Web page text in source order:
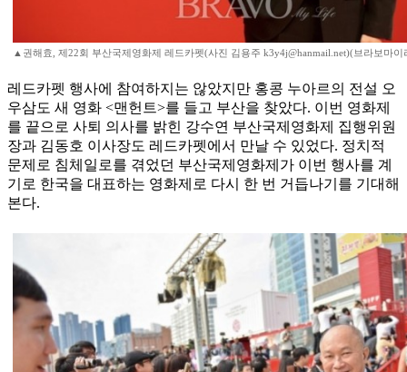
▲권해효, 제22회 부산국제영화제 레드카펫(사진 김용주 k3y4j@hanmail.net)(브라보마이
레드카펫 행사에 참여하지는 않았지만 홍콩 누아르의 전설 오
우삼도 새 영화 <맨헌트>를 들고 부산을 찾았다. 이번 영화제
를 끝으로 사퇴 의사를 밝힌 강수연 부산국제영화제 집행위원
장과 김동호 이사장도 레드카펫에서 만날 수 있었다. 정치적
문제로 침체일로를 겪었던 부산국제영화제가 이번 행사를 계
기로 한국을 대표하는 영화제로 다시 한 번 거듭나기를 기대해
본다.